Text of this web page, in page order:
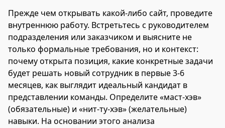
Прежде чем открывать какой-либо сайт, проведите
внутреннюю работу. Встретьтесь с руководителем
подразделения или заказчиком и выясните не
только формальные требования, но и контекст:
почему открыта позиция, какие конкретные задачи
будет решать новый сотрудник в первые 3-6
месяцев, как выглядит идеальный кандидат в
представлении команды. Определите «маст-хэв»
(обязательные) и «нит-ту-хэв» (желательные)
навыки. На основании этого анализа